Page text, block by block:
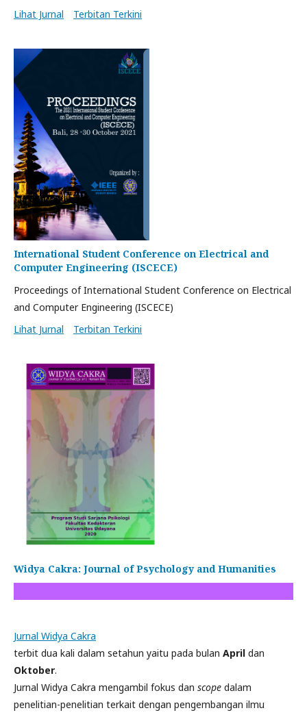
Lihat Jurnal
Terbitan Terkini
International Student Conference on Electrical and
Computer Engineering (ISCECE)
Proceedings of International Student Conference on Electrical
and Computer Engineering (ISCECE)
Lihat Jurnal
Terbitan Terkini
Widya Cakra: Journal of Psychology and Humanities
Jurnal Widya Cakra
terbit dua kali dalam setahun yaitu pada bulan April dan
Oktober.
Jurnal Widya Cakra mengambil fokus dan scope dalam
penelitian-penelitian terkait dengan pengembangan ilmu